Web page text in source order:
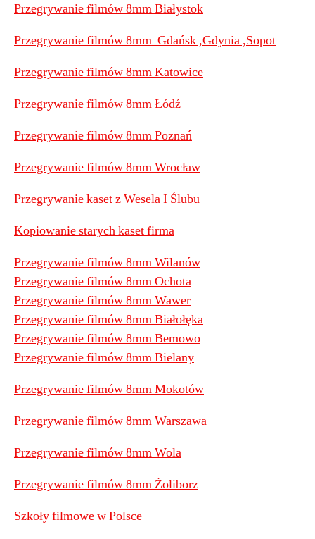
Przegrywanie filmów 8mm Białystok
Przegrywanie filmów 8mm Gdańsk ,Gdynia ,Sopot
Przegrywanie filmów 8mm Katowice
Przegrywanie filmów 8mm Łódź
Przegrywanie filmów 8mm Poznań
Przegrywanie filmów 8mm Wrocław
Przegrywanie kaset z Wesela I Ślubu
Kopiowanie starych kaset firma
Przegrywanie filmów 8mm Wilanów
Przegrywanie filmów 8mm Ochota
Przegrywanie filmów 8mm Wawer
Przegrywanie filmów 8mm Białołęka
Przegrywanie filmów 8mm Bemowo
Przegrywanie filmów 8mm Bielany
Przegrywanie filmów 8mm Mokotów
Przegrywanie filmów 8mm Warszawa
Przegrywanie filmów 8mm Wola
Przegrywanie filmów 8mm Żoliborz
Szkoły filmowe w Polsce